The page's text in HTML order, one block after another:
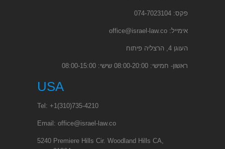
פקס: 074-7023104
אימייל: office@israel-law.co
העוגן 4, הרצליה פיתוח
ראשון- חמישי: 08:00-20:00 שישי: 08:00-15:00
USA
Tel: +1(310)735-4210
Email: office@israel-law.co
5240 Premiere Hills Cir. Woodland Hills CA,